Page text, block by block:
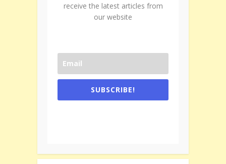
receive the latest articles from
our website
SUBSCRIBE!